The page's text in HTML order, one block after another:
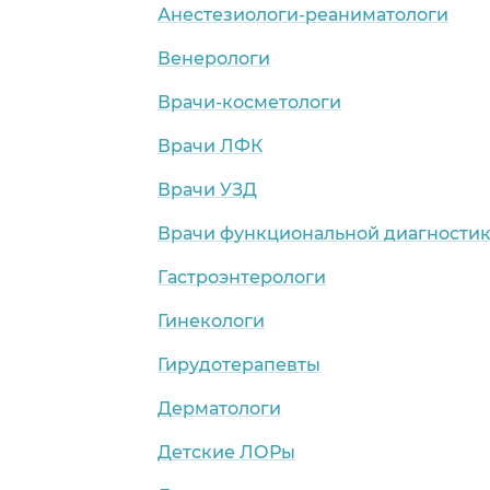
Анестезиологи-реаниматологи
Венерологи
Врачи-косметологи
Врачи ЛФК
Врачи УЗД
Врачи функциональной
Гастроэнтерологи
Гинекологи
Гирудотерапевты
Дерматологи
Детские ЛОРы